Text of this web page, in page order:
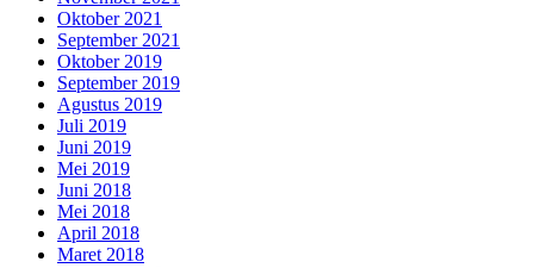
Oktober 2021
September 2021
Oktober 2019
September 2019
Agustus 2019
Juli 2019
Juni 2019
Mei 2019
Juni 2018
Mei 2018
April 2018
Maret 2018